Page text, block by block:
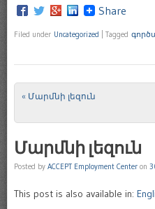
Share
Filed under Uncategorized Tagged
Post navigation
« Մարմնի լեզուն
Մարմնի լեզուն
Posted by ACCEPT Employment Center on
This post is also available in: